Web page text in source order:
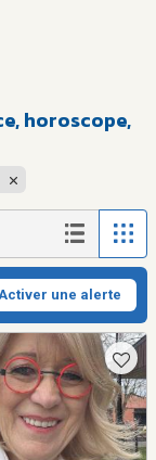
horoscope,
Activer une alerte